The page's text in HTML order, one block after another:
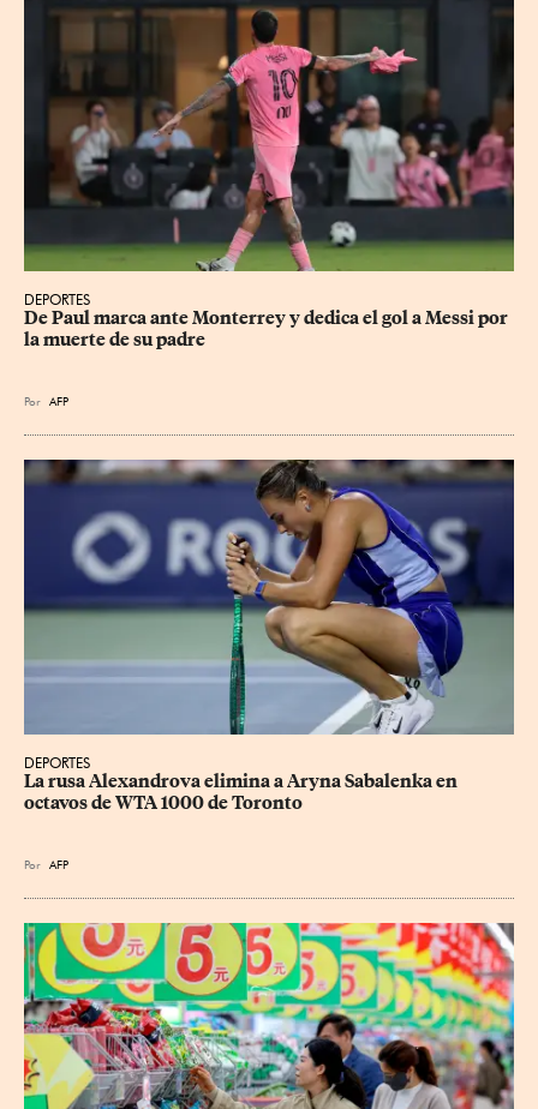
DEPORTES
De Paul marca ante Monterrey y dedica el gol a Messi por
la muerte de su padre
Por AFP
DEPORTES
La rusa Alexandrova elimina a Aryna Sabalenka en
octavos de WTA 1000 de Toronto
Por AFP